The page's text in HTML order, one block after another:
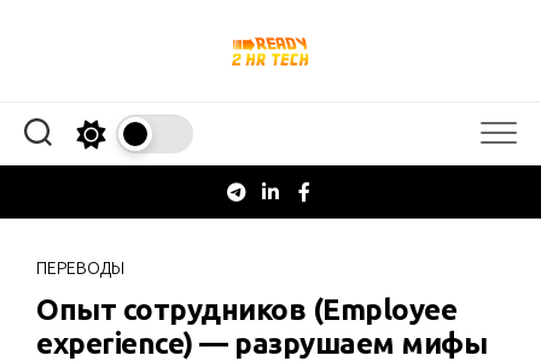
ПЕРЕВОДЫ
Опыт сотрудников (Employee
experience) — разрушаем мифы